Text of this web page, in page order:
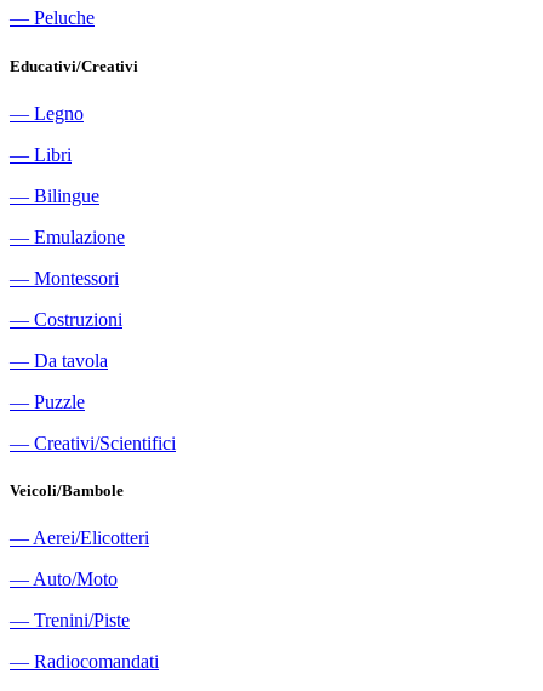
― Peluche
Educativi/Creativi
― Legno
― Libri
― Bilingue
― Emulazione
― Montessori
― Costruzioni
― Da tavola
― Puzzle
― Creativi/Scientifici
Veicoli/Bambole
― Aerei/Elicotteri
― Auto/Moto
― Trenini/Piste
― Radiocomandati